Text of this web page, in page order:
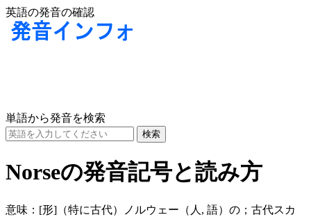
英語の発音の確認
単語から発音を検索
Norseの発音記号と読み方
意味： [形] （特に古代）ノルウェー（人, 語）の；古代スカ